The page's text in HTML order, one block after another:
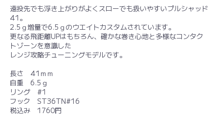
遠投先でも浮き上がりがよくスローでも扱いやすいプルシャッド
41。
2.5ｇ増量で6.5ｇのウエイトカスタムされています。
更なる飛距離UPはもちろん、確かな巻き心地と多様なコンタク
トゾーンを意識した
レンジ攻略チューニングモデルです。
長さ 41ｍｍ
自重 6.5ｇ
リング #1
フック ST36TN#16
税込み 1760円